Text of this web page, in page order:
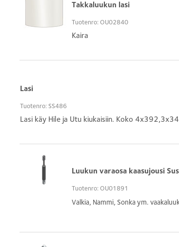
Takkaluukun lasi
Tuotenro: OU02840
Kaira
Lasi
Tuotenro: SS486
Lasi käy Hile ja Utu kiukaisiin. Koko
Luukun varaosa kaasujousi
Tuotenro: OU01891
Valkia, Nammi, Sonka ym.